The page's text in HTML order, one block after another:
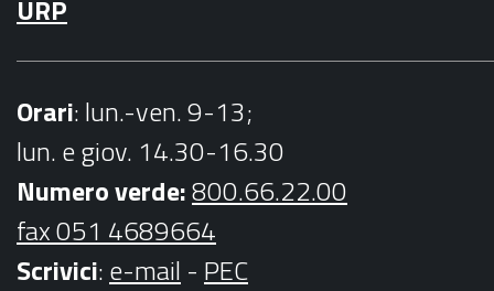
URP
Orari: lun.-ven. 9-13;
lun. e giov. 14.30-16.30
Numero verde:800.66.22.00
fax 051 4689664
Scrivici:e-mail - PEC